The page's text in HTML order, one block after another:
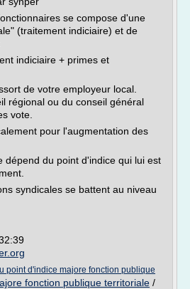
se compose d'une
(traitement indiciaire) et de
indiciaire + primes et
de votre employeur local.
régional ou du conseil général
vote.
pour l'augmentation des
dépend du point d'indice qui lui est
syndicales se battent au niveau
point d'indice majore fonction publique
fonction publique territoriale /